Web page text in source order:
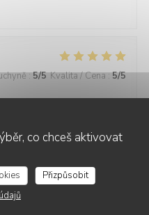
co chceš aktivovat
Přizpůsobit
:5/5 Kvalita / Cena:5/5
est trop beau et l